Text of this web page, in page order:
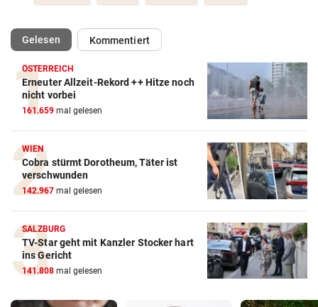
Gelesen(ausgewählt)Kommentiert
ÖSTERREICH
Erneuter Allzeit-Rekord ++ Hitze noch
nicht vorbei
161.659 mal gelesen
WIEN
Cobra stürmt Dorotheum, Täter ist
verschwunden
142.967 mal gelesen
SALZBURG
TV-Star geht mit Kanzler Stocker hart
ins Gericht
141.808 mal gelesen